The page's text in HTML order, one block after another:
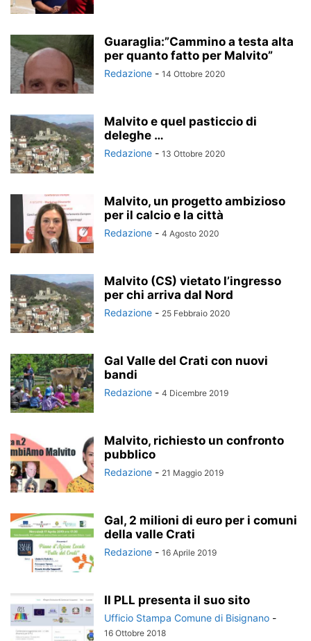
Guaraglia:”Cammino a testa alta
per quanto fatto per Malvito”
Redazione - 14 Ottobre 2020
Malvito e quel pasticcio di
deleghe …
Redazione - 13 Ottobre 2020
Malvito, un progetto ambizioso
per il calcio e la città
Redazione - 4 Agosto 2020
Malvito (CS) vietato l’ingresso
per chi arriva dal Nord
Redazione - 25 Febbraio 2020
Gal Valle del Crati con nuovi
bandi
Redazione - 4 Dicembre 2019
Malvito, richiesto un confronto
pubblico
Redazione - 21 Maggio 2019
Gal, 2 milioni di euro per i comuni
della valle Crati
Redazione - 16 Aprile 2019
Il PLL presenta il suo sito
Ufficio Stampa Comune di Bisignano -
16 Ottobre 2018